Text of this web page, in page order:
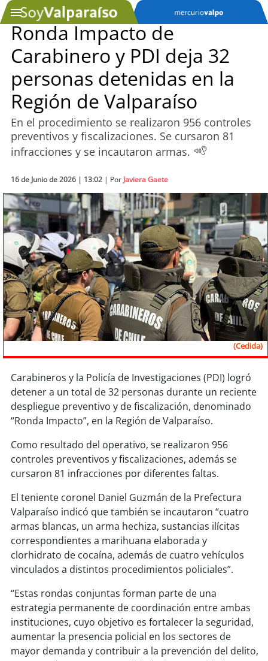
Podcast
Actualidad
Entretención
Economía
Deportes
Tecnología
Sostenibilidad
soychile
soyarica
soycalama
soy antofagasta
soycopiapó
soyvalparaíso
soyquillota
soysanantonio
soychillán
soy sancarlos
soytalcahuano
soyconcepción
Ronda Impacto de
Carabinero y PDI deja 32
personas detenidas en la
Región de Valparaíso
En el procedimiento se realizaron 956 controles
preventivos y fiscalizaciones. Se cursaron 81
infracciones y se incautaron armas.
16 de Junio de 2026 | 13:02 | Por Javiera Gaete
(Cedida)
Carabineros y la Policía de Investigaciones (PDI) logró
detener a un total de 32 personas durante un reciente
despliegue preventivo y de fiscalización, denominado
“Ronda Impacto”, en la Región de Valparaíso.
Como resultado del operativo, se realizaron 956
controles preventivos y fiscalizaciones, además se
cursaron 81 infracciones por diferentes faltas.
El teniente coronel Daniel Guzmán de la Prefectura
Valparaíso indicó que también se incautaron “cuatro
armas blancas, un arma hechiza, sustancias ilícitas
correspondientes a marihuana elaborada y
clorhidrato de cocaína, además de cuatro vehículos
vinculados a distintos procedimientos policiales”.
“Estas rondas conjuntas forman parte de una
estrategia permanente de coordinación entre ambas
instituciones, cuyo objetivo es fortalecer la seguridad,
aumentar la presencia policial en los sectores de
mayor demanda y contribuir a la prevención del delito,